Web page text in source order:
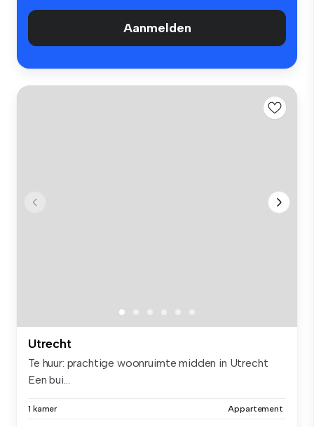
Aanmelden
Utrecht
Te huur: prachtige woonruimte midden in Utrecht
Een bui...
1 kamer Appartement